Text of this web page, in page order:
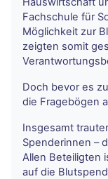
Fachschule für
Möglichkeit zur
zeigten somit
Doch bevor es
die Fragebögen
Insgesamt
Spenderinnen –
Allen Beteiligten
auf die